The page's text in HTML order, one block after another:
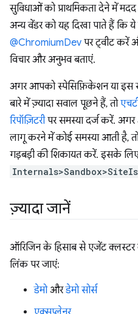
सुविधाओं को प्राथमिकता देने में
अन्य वेंडर को यह दिखा पाते हैं कि
@ChromiumDev पर ट्वीट करें
विचार और अनुभव बताएं.
अगर आपको स्पेसिफ़िकेशन या इस
बारे में ज़्यादा सवाल पूछने हैं, तो
रिपॉज़िटरीपर समस्या दर्ज करें.
लागू करने में कोई समस्या आती है,
गड़बड़ी की शिकायत करें. इसके
ज़्यादा जानें
ऑरिजिन के हिसाब से एजेंट क्लस्टर
लिंक पर जाएं:
डेमोऔरडेमो सोर्स